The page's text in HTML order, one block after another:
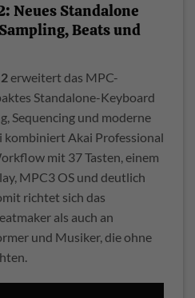
Neues Standalone
Beats und
erweitert das MPC-
Standalone-Keyboard
Sequencing und moderne
Akai Professional
mit 37 Tasten, einem
MPC3 OS und deutlich
richtet sich das
als auch an
und Musiker, die ohne